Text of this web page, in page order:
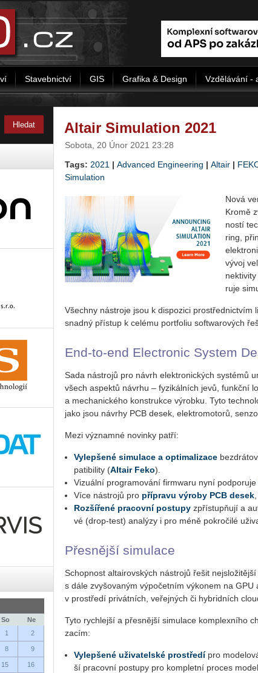
Stavebnictví GIS Grafika & Design Vzdělávání -
So
Ne
1
2
8 9
15 16
Altair Simulation 2021
Sobota, 20 Únor 2021 23:28
Tags: 2021 | Advanced Engineering | Altair |
Simulation
Nová
Kromě
nos­tí
ring,
vývoj
ru­je
Všech­ny ná­stro­je jsou k dis­po­zi­ci pro­střed­nic­tvím
snad­ný pří­stup k ce­lé­mu port­fo­liu soft­wa­ro­vých
End-to-end Electro­nic Sys­tem
Sada ná­stro­jů pro návrh elek­tro­nic­kých sys­té­mů
všech aspek­tů ná­vr­hu – fy­zi­kál­ních jevů, funkč­ní
a me­cha­nic­ké­ho kon­struk­ce vý­rob­ku. Tyto
jako jsou ná­vrhy PCB desek, elek­tro­mo­to­rů,
Mezi vý­znam­né no­vin­ky patří:
Vy­lep­še­né si­mu­la­ce a op­ti­ma­li­za­ce
pa­ti­bi­li­ty (Al­tair Feko).
Vi­zu­ál­ní pro­gra­mo­vá­ní fir­m­wa­ru nyní pod­po­ru­je
Více ná­stro­jů pro pří­pra­vu vý­ro­by PCB desek
Roz­ší­ře­né pra­cov­ní po­stu­py zpří­stupňují a
vé (drop-test) ana­lý­zy i pro méně po­kro­či­lé
Přes­něj­ší si­mu­la­ce
Schop­nost al­tai­rov­ských ná­stro­jů řešit
s dále zvy­šo­va­ným vý­po­čet­ním vý­ko­nem na
v pro­stře­dí pri­vát­ních, ve­řej­ných či hyb­rid­ních
Tyto rych­lej­ší a přes­něj­ší si­mu­la­ce kom­plex­ní­ho
za­cím:
Vy­lep­še­né uži­va­tel­ské pro­stře­dípro
ší pra­cov­ní po­stu­py pro kom­plet­ní pro­ces